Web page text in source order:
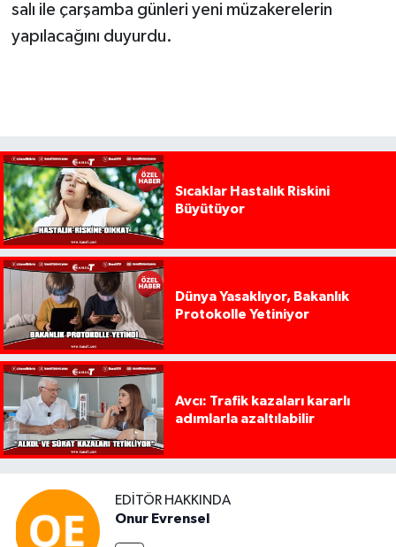
salı ile çarşamba günleri yeni müzakerelerin
yapılacağını duyurdu.
Sıcaklar Hastalık Riskini
Büyütüyor
Dünya Yasaklıyor, Bakanlık
Protokolle Yetiniyor
Avcı: Trafik kazaları kararlı
adımlarla azaltılabilir
EDITÖR HAKKINDA
Onur Evrensel